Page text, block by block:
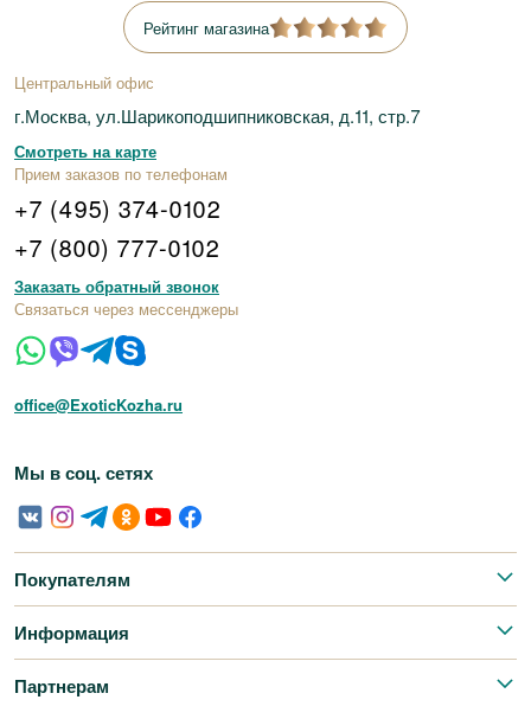
Рейтинг магазина
Центральный офис
г.Москва, ул.Шарикоподшипниковская, д.11, стр.7
Смотреть на карте
Прием заказов по телефонам
+7 (495) 374-0102
+7 (800) 777-0102
Заказать обратный звонок
Связаться через мессенджеры
office@ExoticKozha.ru
Мы в соц. сетях
Покупателям
Информация
Партнерам